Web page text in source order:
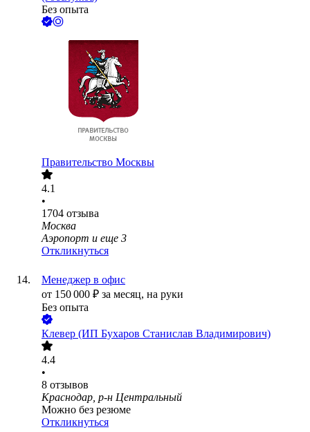
Без опыта
Правительство Москвы
4.1
•
1704 отзыва
Москва
Аэропорт и еще 3
Откликнуться
Менеджер в офис
от 150 000 ₽ за месяц, на руки
Без опыта
Клевер (ИП Бухаров Станислав Владимирович)
4.4
•
8 отзывов
Краснодар, р-н Центральный
Можно без резюме
Откликнуться